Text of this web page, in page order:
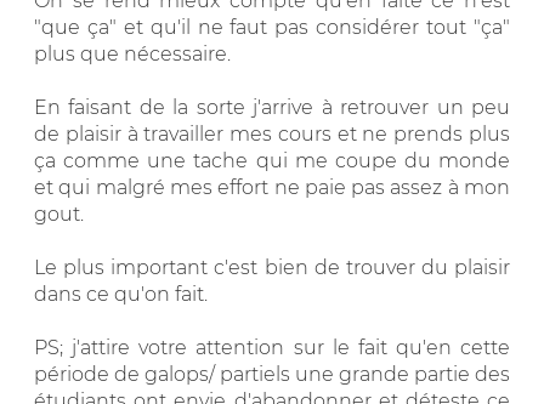
"que ça" et qu'il ne faut pas considérer tout "ça"
plus que nécessaire.
En faisant de la sorte j'arrive à retrouver un peu
de plaisir à travailler mes cours et ne prends plus
ça comme une tache qui me coupe du monde
et qui malgré mes effort ne paie pas assez à mon
gout.
Le plus important c'est bien de trouver du plaisir
dans ce qu'on fait.
PS; j'attire votre attention sur le fait qu'en cette
période de galops/ partiels une grande partie des